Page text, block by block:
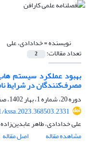
نویسنده =خدادادی، علی
تعداد مقالات: 2
بهبود عملکرد سیستم
مصرف‌کنندگان در شرایط
دوره 20، شماره 1، بهار 1402، صفحه
kssa.2023.368503.2331
علی خدادادی، طاهر
مشاهده مقاله
اصل مقاله